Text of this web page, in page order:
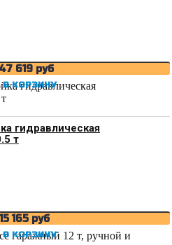
619 руб
В КОРЗИНУ
гидравлическая
т
165 руб
В КОРЗИНУ